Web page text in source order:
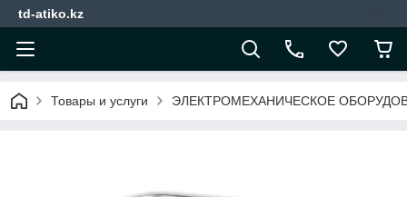
td-atiko.kz
Товары и услуги ЭЛЕКТРОМЕХАНИЧЕСКОЕ